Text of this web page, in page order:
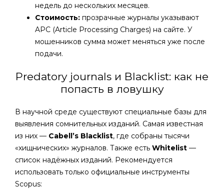
недель до нескольких месяцев.
Стоимость: прозрачные журналы указывают
APC (Article Processing Charges) на сайте. У
мошенников сумма может меняться уже после
подачи.
Predatory journals и Blacklist: как не
попасть в ловушку
В научной среде существуют специальные базы для
выявления сомнительных изданий. Самая известная
из них — Cabell’s Blacklist, где собраны тысячи
«хищнических» журналов. Также есть Whitelist —
список надёжных изданий. Рекомендуется
использовать только официальные инструменты
Scopus: